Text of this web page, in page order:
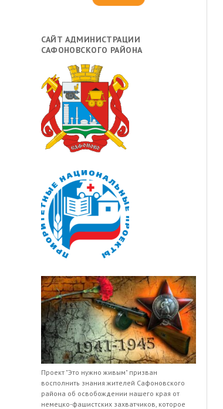
САЙТ АДМИНИСТРАЦИИ
САФОНОВСКОГО РАЙОНА
Проект "Это нужно живым" призван
восполнить знания жителей Сафоновского
района об освобождении нашего края от
немецко-фашистских захватчиков, которое